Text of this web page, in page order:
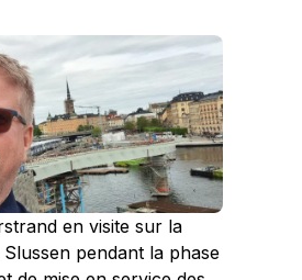
en visite sur la
pendant la phase